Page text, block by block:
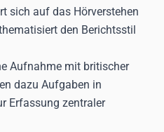
sich auf das Hörverstehen
den Berichtsstil
Aufnahme mit britischer
dazu Aufgaben in
Erfassung zentraler